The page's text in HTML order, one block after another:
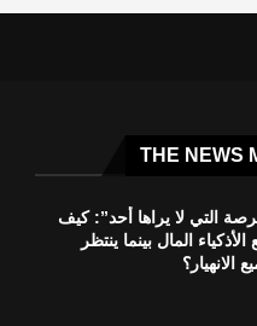
THE NEWS
التي لا يراها أحد”: كيف
الأذكياء المال بينما ينتظر
الانهيار؟